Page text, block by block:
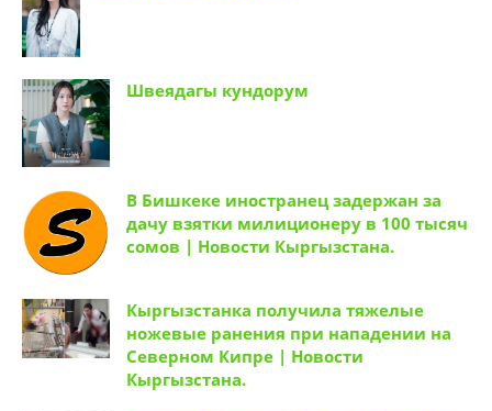
Швеядагы кундорум
В Бишкеке иностранец задержан за
дачу взятки милиционеру в 100 тысяч
сомов | Новости Кыргызстана.
Кыргызстанка получила тяжелые
ножевые ранения при нападении на
Северном Кипре | Новости
Кыргызстана.